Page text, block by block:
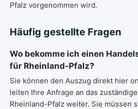
Pfalz vorgenommen wird.
Häufig gestellte Fragen
Wo bekomme ich einen
für Rheinland-Pfalz?
Sie können den Auszug direkt hier
leiten Ihre Anfrage an das
Rheinland-Pfalz weiter. Sie müssen